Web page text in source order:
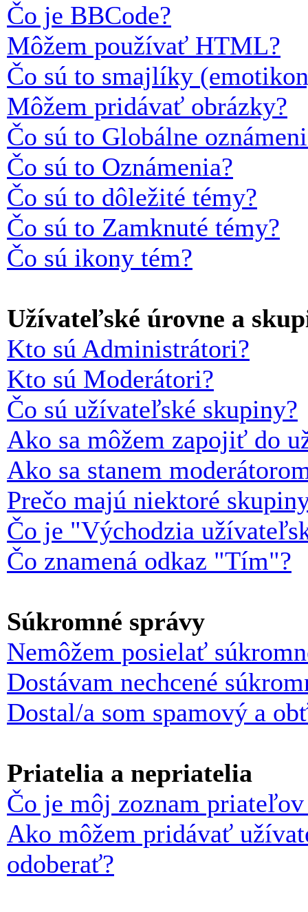
Čo je BBCode?
Môžem používať HTML?
Čo sú to smajlíky
Môžem pridávať obrázky?
Čo sú to Globálne
Čo sú to Oznámenia?
Čo sú to dôležité témy?
Čo sú to Zamknuté témy?
Čo sú ikony tém?
Užívateľské úrovne a
Kto sú Administrátori?
Kto sú Moderátori?
Čo sú užívateľské skupiny?
Ako sa môžem zapojiť do
Ako sa stanem
Prečo majú niektoré
Čo je "Východzia
Čo znamená odkaz "Tím"?
Súkromné správy
Nemôžem posielať
Dostávam nechcené
Dostal/a som spamový a
Priatelia a nepriatelia
Čo je môj zoznam
Ako môžem pridávať
odoberať?